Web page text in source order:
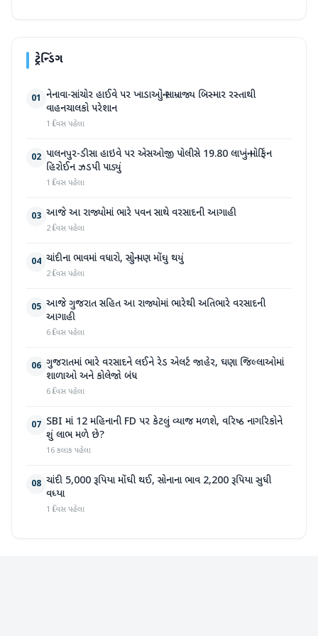
ટ્રેન્ડિંગ
01 નેનાવા-સાંચોર હાઈવે પર ખાડાઓનું સામ્રાજ્ય બિસ્માર રસ્તાથી
વાહનચાલકો પરેશાન
1 દિવસ પહેલા
02 પાલનપુર-ડીસા હાઇવે પર એસઓજી પોલીસે 19.80 લાખનું મોર્ફિન
હિરોઈન ઝડપી પાડ્યું
1 દિવસ પહેલા
03 આજે આ રાજ્યોમાં ભારે પવન સાથે વરસાદની આગાહી
2 દિવસ પહેલા
04 ચાંદીના ભાવમાં વધારો, સોનું પણ મોંઘુ થયું
2 દિવસ પહેલા
05 આજે ગુજરાત સહિત આ રાજ્યોમાં ભારેથી અતિભારે વરસાદની
આગાહી
6 દિવસ પહેલા
06 ગુજરાતમાં ભારે વરસાદને લઈને રેડ એલર્ટ જાહેર, ઘણા જિલ્લાઓમાં
શાળાઓ અને કોલેજો બંધ
6 દિવસ પહેલા
07 SBI માં 12 મહિનાની FD પર કેટલું વ્યાજ મળશે, વરિષ્ઠ નાગરિકોને
શું લાભ મળે છે?
16 કલાક પહેલા
08 ચાંદી 5,000 રૂપિયા મોંઘી થઈ, સોનાના ભાવ 2,200 રૂપિયા સુધી
વધ્યા
1 દિવસ પહેલા